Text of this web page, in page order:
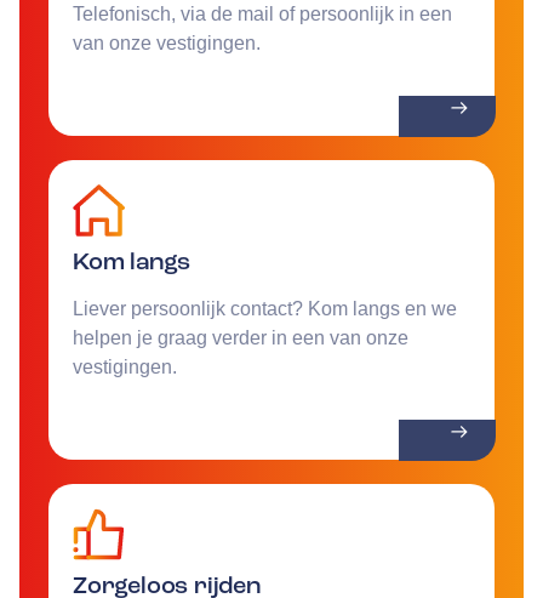
Telefonisch, via de mail of persoonlijk in een
van onze vestigingen.
Kom langs
Liever persoonlijk contact? Kom langs en we
helpen je graag verder in een van onze
vestigingen.
Zorgeloos rijden